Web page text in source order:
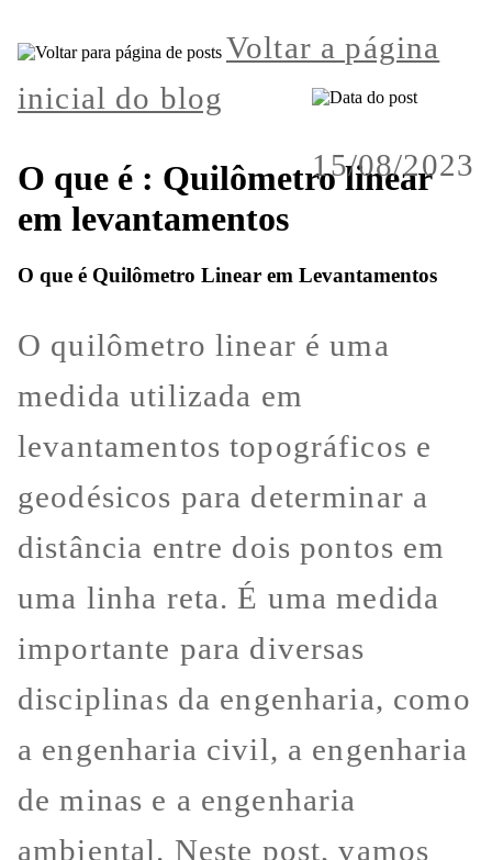
15/08/2023
Voltar a página
inicial do blog
O que é : Quilômetro linear
em levantamentos
O que é Quilômetro Linear em Levantamentos
O quilômetro linear é uma
medida utilizada em
levantamentos topográficos e
geodésicos para determinar a
distância entre dois pontos em
uma linha reta. É uma medida
importante para diversas
disciplinas da engenharia, como
a engenharia civil, a engenharia
de minas e a engenharia
ambiental. Neste post, vamos